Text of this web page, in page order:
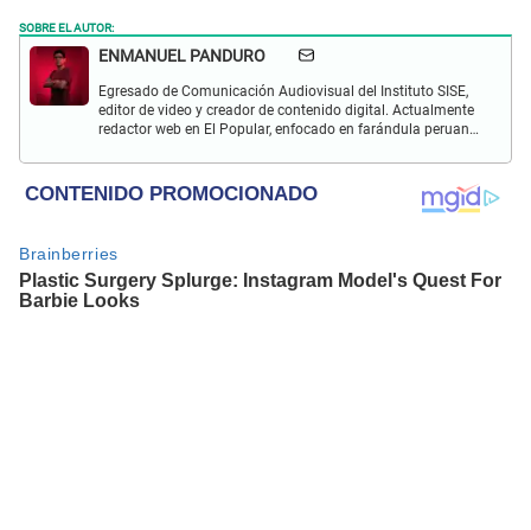
SOBRE EL AUTOR:
ENMANUEL PANDURO
Egresado de Comunicación Audiovisual del Instituto SISE,
editor de video y creador de contenido digital. Actualmente
redactor web en El Popular, enfocado en farándula peruana,